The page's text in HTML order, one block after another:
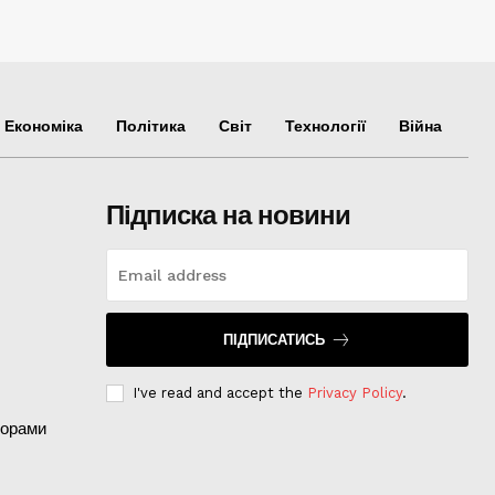
Економіка Політика Світ Технології Війна
Підписка на новини
ПІДПИСАТИСЬ
I've read and accept the Privacy Policy.